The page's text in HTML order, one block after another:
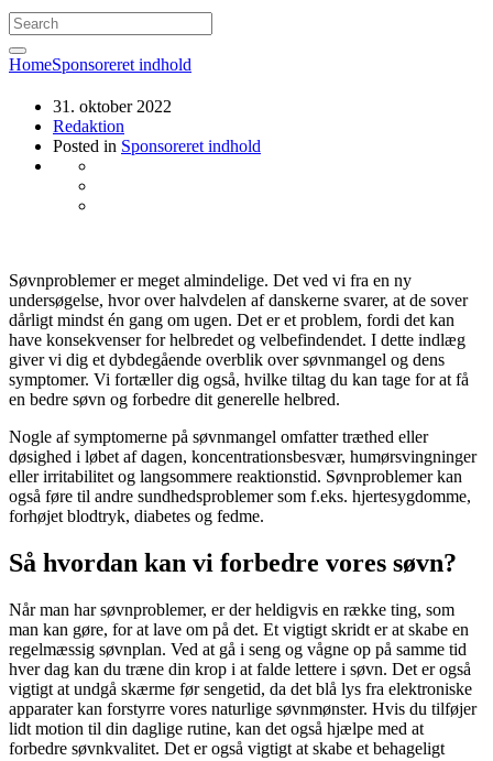
HomeSponsoreret indhold
31. oktober 2022
Redaktion
Posted in Sponsoreret indhold
Søvnproblemer er meget almindelige. Det ved vi fra en ny
undersøgelse, hvor over halvdelen af danskerne svarer, at de sover
dårligt mindst én gang om ugen. Det er et problem, fordi det kan
have konsekvenser for helbredet og velbefindendet. I dette indlæg
giver vi dig et dybdegående overblik over søvnmangel og dens
symptomer. Vi fortæller dig også, hvilke tiltag du kan tage for at få
en bedre søvn og forbedre dit generelle helbred.
Nogle af symptomerne på søvnmangel omfatter træthed eller
døsighed i løbet af dagen, koncentrationsbesvær, humørsvingninger
eller irritabilitet og langsommere reaktionstid. Søvnproblemer kan
også føre til andre sundhedsproblemer som f.eks. hjertesygdomme,
forhøjet blodtryk, diabetes og fedme.
Så hvordan kan vi forbedre vores søvn?
Når man har søvnproblemer, er der heldigvis en række ting, som
man kan gøre, for at lave om på det. Et vigtigt skridt er at skabe en
regelmæssig søvnplan. Ved at gå i seng og vågne op på samme tid
hver dag kan du træne din krop i at falde lettere i søvn. Det er også
vigtigt at undgå skærme før sengetid, da det blå lys fra elektroniske
apparater kan forstyrre vores naturlige søvnmønster. Hvis du tilføjer
lidt motion til din daglige rutine, kan det også hjælpe med at
forbedre søvnkvalitet. Det er også vigtigt at skabe et behageligt